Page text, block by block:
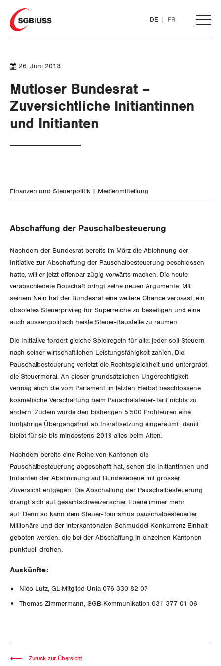
Home
DE FR
THEMEN
ARBEIT
Gewerkschaftsrechte
Geld und Währung
Aussenwirtschaft
Verteilung
SOZIALPOLITIK
AHV
Arbeitslosenversicherung
Überbrückungsleistung
Ergänzungsleistungen
Invalidenversicherung
Verkehr
Post
Energie und Umwelt
Kommunikation und Medien
GLEICHSTELLUNG
Gleichstellung von Frauen und Männern
Gleichstellung von LGBTI
BILDUNG & JUGEND
MIGRATION
GEWERKSCHAFTSPOLITIK
International
Schweiz
Landesstreik
SERVICE
GEWERKSCHAFTSMITGLIED WERDEN
LOHNRECHNER
WEITERBILDUNG
BROSCHÜREN/BÜCHER
DER SGB
Vorstand
Jugendkommission
ZENTRALSEKRETARIAT
KANTONALE BÜNDE
Beide Basel
Medien
Publikationen
Medienmitteilungen
Kontakt
26. Juni 2013
Mutloser Bundesrat –
Zuversichtliche Initiantinnen
und Initianten
Finanzen und Steuerpolitik Medienmitteilung
Abschaffung der Pauschalbesteuerung
Nachdem der Bundesrat bereits im März die Ablehnung der
Initiative zur Abschaffung der Pauschalbesteuerung beschlossen
hatte, will er jetzt offenbar zügig vorwärts machen. Die heute
verabschiedete Botschaft bringt keine neuen Argumente. Mit
seinem Nein hat der Bundesrat eine weitere Chance verpasst, ein
obsoletes Steuerprivileg für Superreiche zu beseitigen und eine
auch aussenpolitisch heikle Steuer-Baustelle zu räumen.
Die Initiative fordert gleiche Spielregeln für alle: jeder soll Steuern
nach seiner wirtschaftlichen Leistungsfähigkeit zahlen. Die
Pauschalbesteuerung verletzt die Rechtsgleichheit und untergräbt
die Steuermoral. An dieser grundsätzlichen Ungerechtigkeit
vermag auch die vom Parlament im letzten Herbst beschlossene
kosmetische Verschärfung beim Pauschalsteuer-Tarif nichts zu
ändern. Zudem wurde den bisherigen 5‘500 Profiteuren eine
fünfjährige Übergangsfrist ab Inkraftsetzung eingeräumt; damit
bleibt für sie bis mindestens 2019 alles beim Alten.
Nachdem bereits eine Reihe von Kantonen die
Pauschalbesteuerung abgeschafft hat, sehen die Initiantinnen und
Initianten der Abstimmung auf Bundesebene mit grosser
Zuversicht entgegen. Die Abschaffung der Pauschalbesteuerung
drängt sich auf gesamtschweizerischer Ebene immer mehr
auf. Denn so kann dem Steuer-Tourismus pauschalbesteuerter
Millionäre und der interkantonalen Schmuddel-Konkurrenz Einhalt
geboten werden, die bei der Abschaffung in einzelnen Kantonen
punktuell drohen.
Auskünfte:
Nico Lutz, GL-Mitglied Unia 076 330 82 07
Thomas Zimmermann, SGB-Kommunikation 031 377 01 06
Zurück zur Übersicht